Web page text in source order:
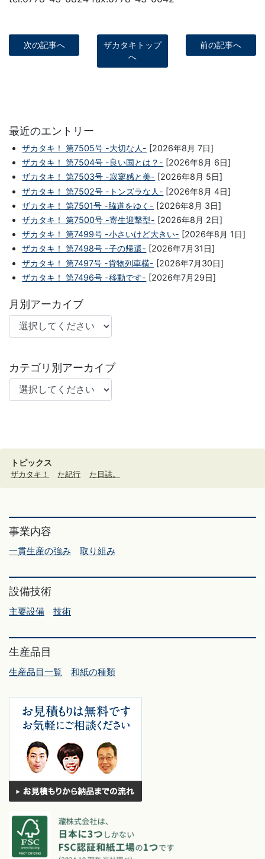
次の記事へ
ザカタキトップ
へ
前の記事へ
最近のエントリー
ザカタキ！ 第7505号 -大切な人- [2026年8月 7日]
ザカタキ！ 第7504号 -良い国とは？- [2026年8月 6日]
ザカタキ！ 第7503号 -寂寥感と美- [2026年8月 5日]
ザカタキ！ 第7502号 -トンズラな人- [2026年8月 4日]
ザカタキ！ 第7501号 -脇道をゆく- [2026年8月 3日]
ザカタキ！ 第7500号 -寄生迎撃型- [2026年8月 2日]
ザカタキ！ 第7499号 -小さいけど大きい- [2026年8月 1日]
ザカタキ！ 第7498号 -子の帰還- [2026年7月31日]
ザカタキ！ 第7497号 -貨物列車横- [2026年7月30日]
ザカタキ！ 第7496号 -移動です- [2026年7月29日]
月別アーカイブ
カテゴリ別アーカイブ
トピックス
ザカタキ！ た紀行 た日誌。
事業内容
一貫生産の強み 取り組み
設備技術
主要設備 技術
生産品目
生産品目一覧 和紙の種類